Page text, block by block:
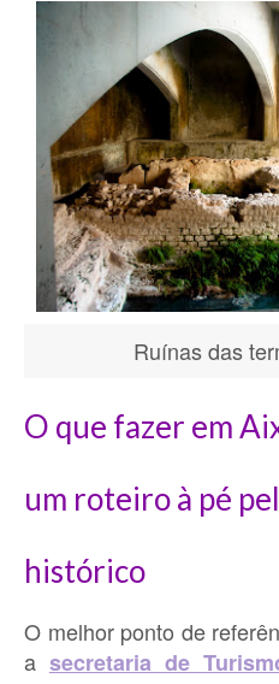
Ruínas das
O que fazer em
um roteiro à pé
histórico
O melhor ponto de
a secretaria de